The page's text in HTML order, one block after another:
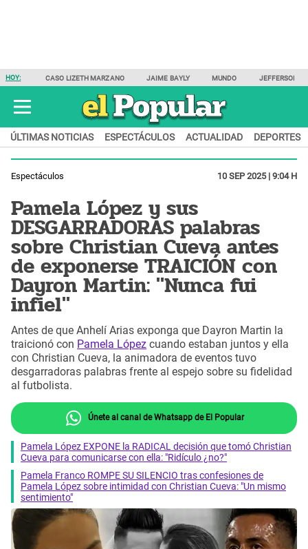
HOY: CASO LIZETH MARZANO JAIME BAYLY MUNDO JEFFERSON
ÚLTIMAS NOTICIAS ESPECTÁCULOS ACTUALIDAD DEPORTES
Espectáculos 10 SEP 2025 | 9:04 H
Pamela López y sus
DESGARRADORAS palabras
sobre Christian Cueva antes
de exponerse TRAICIÓN con
Dayron Martin: "Nunca fui
infiel"
Antes de que Anhelí Arias exponga que Dayron Martin la
traicionó con Pamela López cuando estaban juntos y ella
con Christian Cueva, la animadora de eventos tuvo
desgarradoras palabras frente al espejo sobre su fidelidad
al futbolista.
Únete al canal de Whatsapp de El Popular
Pamela López EXPONE la RADICAL decisión que tomó Christian
Cueva para comunicarse con ella: "Ridículo ¿no?"
Pamela Franco ROMPE SU SILENCIO tras confesiones de
Pamela López sobre intimidad con Christian Cueva: "Un mismo
sentimiento"